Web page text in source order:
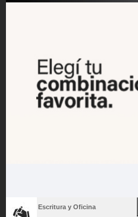
Escritura y Oficina